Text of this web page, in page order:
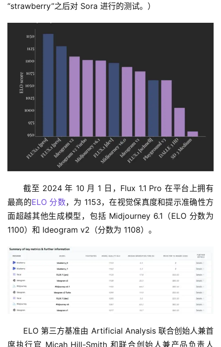
“strawberry”之后对 Sora 进行的测试。）
截至 2024 年 10 月 1 日，Flux 1.1 Pro 在平台上拥有
最高的ELO 分数，为 1153，在视觉保真度和提示准确性方
面超越其他生成模型，包括 Midjourney 6.1（ELO 分数为
1100）和 Ideogram v2（分数为 1108）。
ELO 第三方基准由 Artificial Analysis 联合创始人兼首
席执行官 Micah Hill-Smith 和联合创始人兼产品负责人